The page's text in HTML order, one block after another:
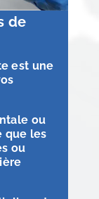
de
est une
ou
que les
ou